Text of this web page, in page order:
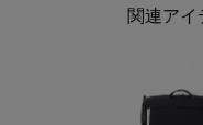
関連アイ